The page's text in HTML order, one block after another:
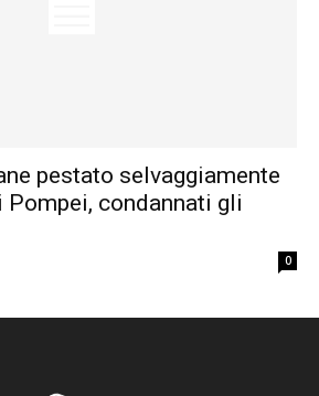
pestato selvaggiamente
condannati gli
0